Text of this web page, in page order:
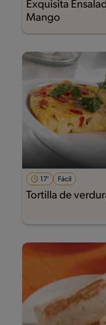
Exquisita
Mango
17' Fácil
Tortilla de